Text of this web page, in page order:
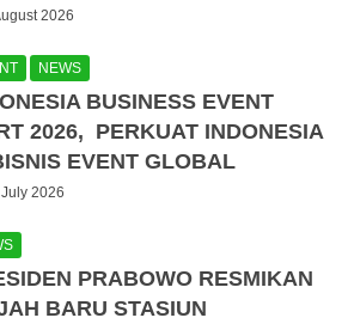
2026
NEWS
BUSINESS EVENT
2026, PERKUAT INDONESIA
EVENT GLOBAL
2026
PRABOWO RESMIKAN
BARU STASIUN